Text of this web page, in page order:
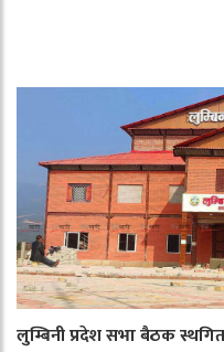
लुम्बिनी प्रदेश सभा बैठक